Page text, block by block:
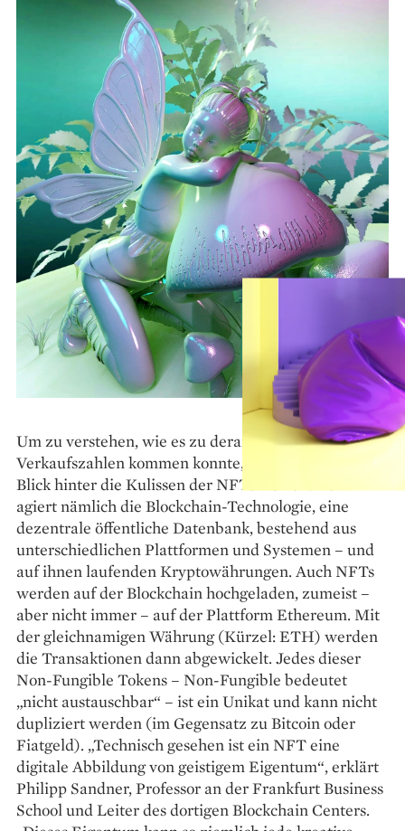
Um zu verstehen, wie es zu ­derartigen
Verkaufszahlen kommen konnte, müssen wir einen
Blick hinter die Kulissen der NFTs werfen. Dort
agiert nämlich die Blockchain-Technologie, eine
dezentrale öffentliche Datenbank, bestehend aus
unterschiedlichen Plattformen und Sys­temen – und
auf ihnen laufenden Kryptowährungen. Auch NFTs
werden auf der Blockchain hoch­­geladen, zumeist –
aber nicht immer – auf der Plattform Ethereum. Mit
der gleichnamigen Währung (Kürzel: ETH) werden
die Transaktionen dann abgewickelt. Jedes dieser
Non-Fungible Tokens – Non-Fungible bedeutet
„nicht austauschbar“ – ist ein Unikat und kann nicht
dupliziert werden (im Gegensatz zu Bitcoin oder
Fiatgeld). „Technisch gesehen ist ein NFT eine
digitale Abbildung von geistigem Eigentum“, erklärt
Philipp Sandner, Professor an der Frankfurt Business
School und Leiter des dortigen Blockchain Centers.